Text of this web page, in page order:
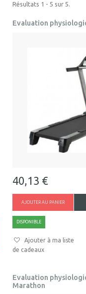
Résultats 1 - 5 sur 5.
Evaluation
40,13 €
AJOUTER AU PANIER
DISPONIBLE
Ajouter à ma liste
de cadeaux
Evaluation
Marathon